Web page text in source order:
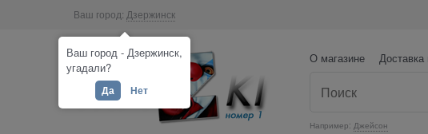
Ваш город: Дзержинск
О магазине
Например: Джейсон
Ваш город - Дзержинск,
угадали?
Да Нет